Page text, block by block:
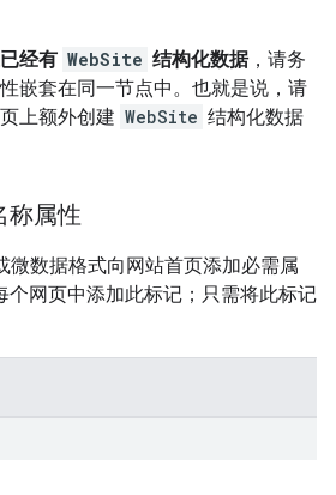
经有 WebSite 结构化数据，请务
嵌套在同一节点中。也就是说，请
上额外创建 WebSite 结构化数据
称属性
微数据格式向网站首页添加必需属
个网页中添加此标记；只需将此标记